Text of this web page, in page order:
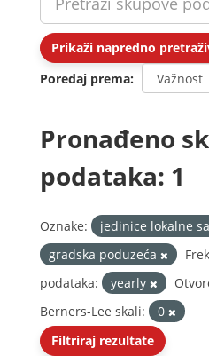
Prikaži napredno
Poredaj prema
Pronađeno
podataka: 1
Oznake:
jedinice lokalne
gradska poduzeća
podataka:
yearly
Berners-Lee skali:
0
Filtriraj rezultate